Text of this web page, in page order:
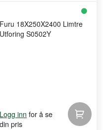
Furu 18X250X2400 Limtre
Utforing S0502Y
Logg inn for å se
din pris